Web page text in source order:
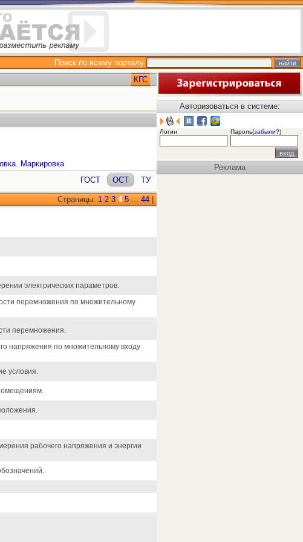
Поиск по всему порталу
КГС
Маркировка
ГОСТ ОСТ ТУ
Страницы: 1 2 3 4 5 ... 44
электрических параметров.
перемножения по множительному
перемножения.
напряжения по множительному входу
условия.
рабочего напряжения и энергии
Авторизоваться в системе:
Логин Пароль(забыли?)
Реклама